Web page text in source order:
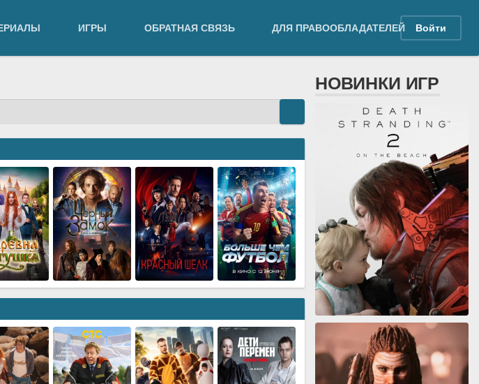
ИГРЫ ОБРАТНАЯ СВЯЗЬ ДЛЯ ПРАВООБЛАДАТЕЛЕЙ Войти
НОВИНКИ ИГР